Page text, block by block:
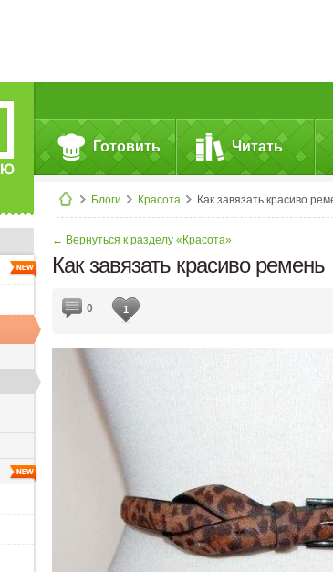
Готовить Читать
Блоги Красота Как завязать красиво
← Вернуться к разделу «Красота»
Как завязать красиво ремень
0 1